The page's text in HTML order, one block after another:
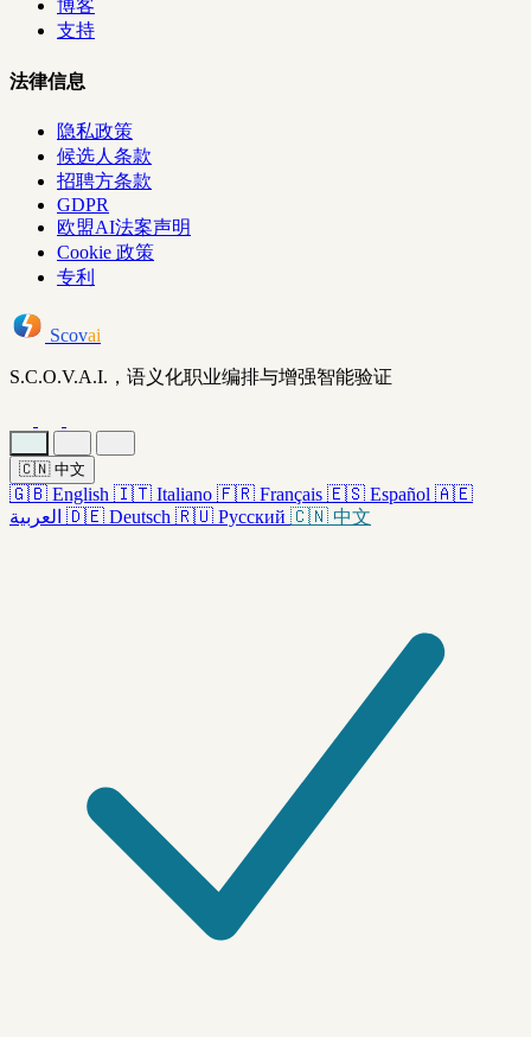
博客
支持
法律信息
隐私政策
候选人条款
招聘方条款
GDPR
欧盟AI法案声明
Cookie 政策
专利
Scovai
S.C.O.V.A.I.，语义化职业编排与增强智能验证
🇨🇳 中文
🇬🇧 English 🇮🇹 Italiano 🇫🇷 Français 🇪🇸 Español 🇦🇪
العربية 🇩🇪 Deutsch 🇷🇺 Русский 🇨🇳 中文